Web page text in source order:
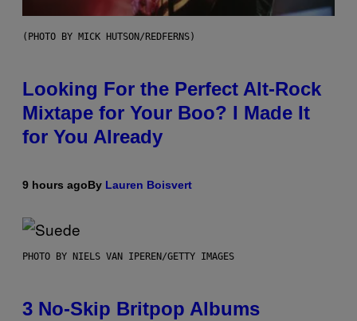
(PHOTO BY MICK HUTSON/REDFERNS)
Looking For the Perfect Alt-Rock
Mixtape for Your Boo? I Made It
for You Already
9 hours agoBy Lauren Boisvert
PHOTO BY NIELS VAN IPEREN/GETTY IMAGES
3 No-Skip Britpop Albums